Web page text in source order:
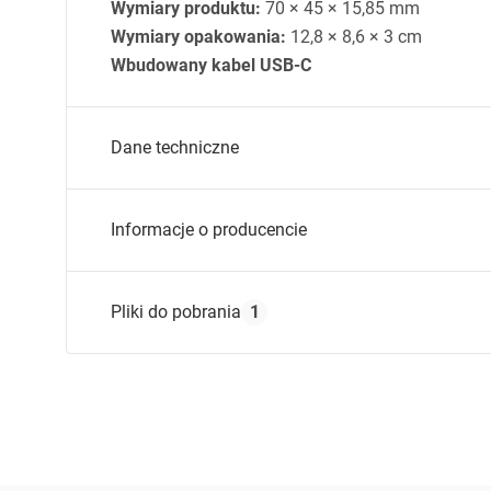
Wymiary produktu: 70 × 45 × 15,85 mm
Wymiary opakowania: 12,8 × 8,6 × 3 cm
Wbudowany kabel USB-C
Dane techniczne
Inne dane:
Informacje o producencie
Adres producenta:
Pliki do pobrania 1